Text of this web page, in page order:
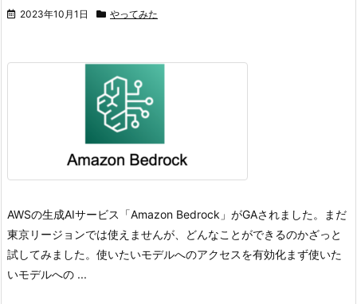
2023年10月1日 やってみた
AWSの生成AIサービス「Amazon Bedrock」がGAされました。
まだ
東京リージョンでは使えませんが、どんなことができるのかざっと
試してみました。 使いたいモデルへのアクセスを有効化まず使いた
いモデルへの ...